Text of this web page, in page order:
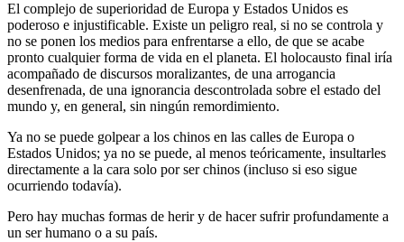
El complejo de superioridad de Europa y Estados Unidos es
poderoso e injustificable. Existe un peligro real, si no se controla y
no se ponen los medios para enfrentarse a ello, de que se acabe
pronto cualquier forma de vida en el planeta. El holocausto final iría
acompañado de discursos moralizantes, de una arrogancia
desenfrenada, de una ignorancia descontrolada sobre el estado del
mundo y, en general, sin ningún remordimiento.
Ya no se puede golpear a los chinos en las calles de Europa o
Estados Unidos; ya no se puede, al menos teóricamente, insultarles
directamente a la cara solo por ser chinos (incluso si eso sigue
ocurriendo todavía).
Pero hay muchas formas de herir y de hacer sufrir profundamente a
un ser humano o a su país.